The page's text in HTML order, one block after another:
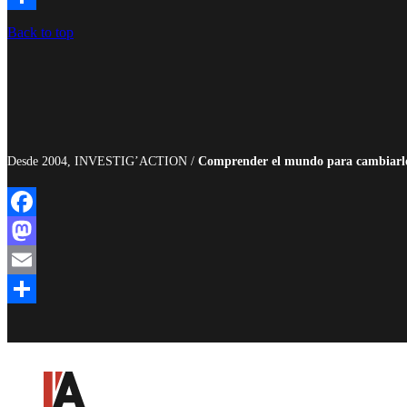
Compartir
Back to top
Desde 2004, INVESTIG’ACTION / Comprender el mundo para
Facebook
Mastodon
Email